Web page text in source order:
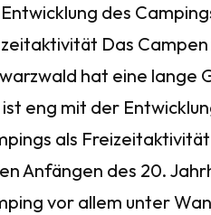
des
Das Campen
hat eine lange
ist eng mit der
als
Anfängen des 20.
vor allem unter